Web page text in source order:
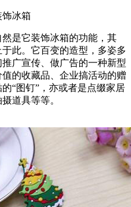
冰箱
是它装饰冰箱的功能，其
此。它百变的造型，多姿多
广宣传、做广告的一种新型
的收藏品、企业搞活动的赠
“图钉”，亦或者是点缀家居
道具等等。